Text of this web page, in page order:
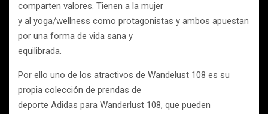
comparten valores. Tienen a la mujer
y al yoga/wellness como protagonistas y ambos apuestan
por una forma de vida sana y
equilibrada.
Por ello uno de los atractivos de Wandelust 108 es su
propia colección de prendas de
deporte Adidas para Wanderlust 108, que pueden